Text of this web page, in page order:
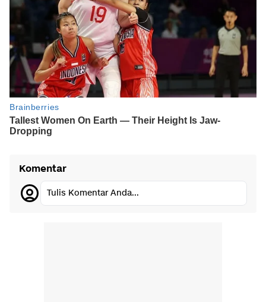
Komentar
Tulis Komentar Anda...